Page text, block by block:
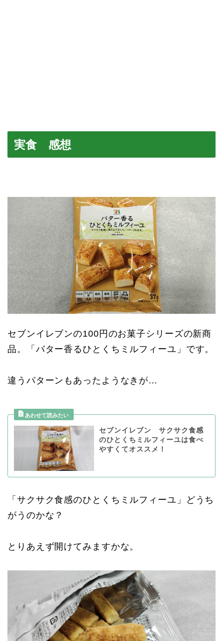
実食 感想
セブンイレブンの100円のお菓子シリーズの新商
品。「バター香るひとくちミルフィーユ」です。
違うパターンもあったようなきが…
セブンイレブン サクサク食感
のひとくちミルフィーユは食べ
やすくてオススメ！
「サクサク食感のひとくちミルフィーユ」どうち
がうのかな？
とりあえず開けてみますかな。